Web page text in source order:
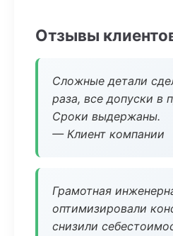
Отзывы
Сложные детали
раза, все допуски в
Сроки выдержаны.
— Клиент компании
Грамотная
оптимизировали
снизили